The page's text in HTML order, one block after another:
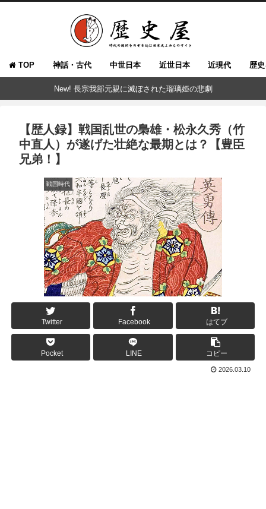
TOP 神話・古代 中世日本 近世日本 近現代 歴
New! 長宗我部元親に滅ぼされた瑠璃姫の悲劇
【歴人録】戦国乱世の梟雄・松永久秀（竹
中直人）が遂げた壮絶な最期とは？【豊臣
兄弟！】
戦国時代
Twitter Facebook はてブ
Pocket LINE コピー
2026.03.10